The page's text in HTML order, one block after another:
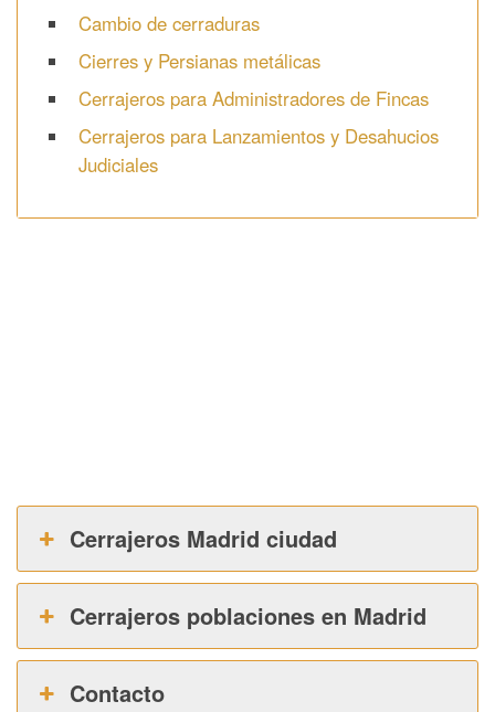
Cambio de cerraduras
Cierres y Persianas metálicas
Cerrajeros para Administradores de Fincas
Cerrajeros para Lanzamientos y Desahucios
Judiciales
Cerrajeros Madrid ciudad
Cerrajeros poblaciones en Madrid
Contacto